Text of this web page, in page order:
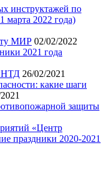
инструктажей по
марта 2022 года)
МИР 02/02/2022
2021 года
НТД 26/02/2021
какие шаги
защиты
«Центр
праздники 2020-2021